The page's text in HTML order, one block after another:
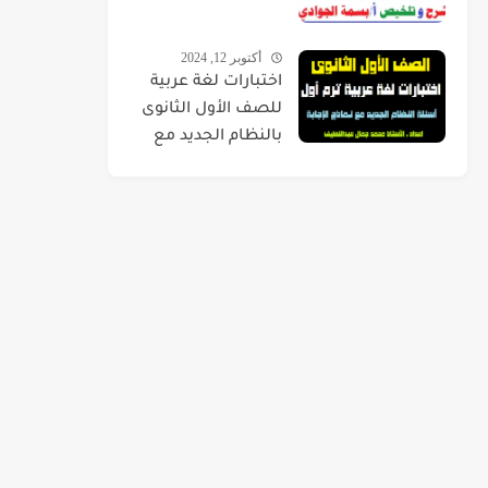
أكتوبر 12, 2024
اختبارات لغة عربية
للصف الأول الثانوى
بالنظام الجديد مع